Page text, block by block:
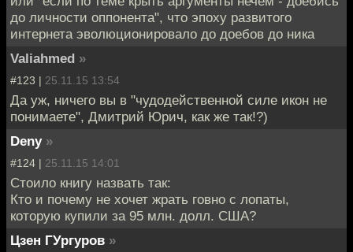
до личности оппонента", что эпоху развитого
интернета эволюционировало до доебов до ника
Valiahmed »
#123 | 25.11.15 13:54
Да уж, ничего вы в "чудодейственной силе икон не
понимаете", Дмитрий Юрич, как же так!?)
Deny »
#124 | 25.11.15 14:01
Стоило книгу назвать так:
Кто и почему не хочет жрать говно с лопаты,
которую купили за 95 млн. долл. США?
Цзен ГУргуров »